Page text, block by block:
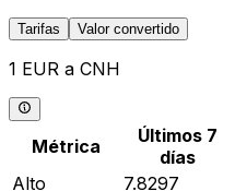
Tarifas Valor convertido
1 EUR a CNH
Métrica
Últimos 7
días
Alto
7.8297